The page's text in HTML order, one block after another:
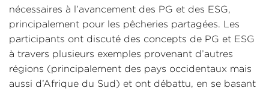
nécessaires à l’avancement des PG et des ESG,
principalement pour les pêcheries partagées. Les
participants ont discuté des concepts de PG et ESG
à travers plusieurs exemples provenant d’autres
régions (principalement des pays occidentaux mais
aussi d’Afrique du Sud) et ont débattu, en se basant